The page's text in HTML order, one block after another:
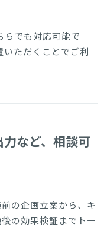
らでも対応可能で
ただくことでご利
など、相談可
の企画立案から、キ
の効果検証までトー